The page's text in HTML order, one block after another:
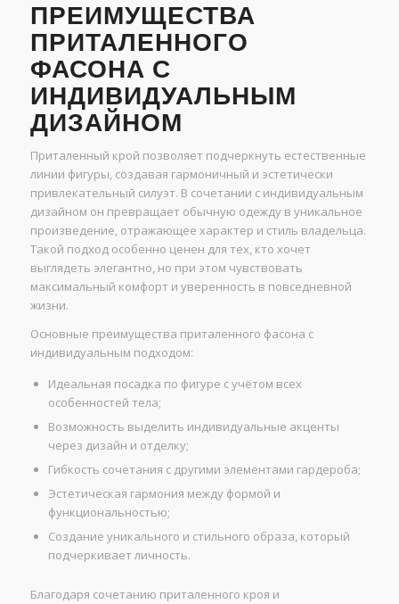
ПРЕИМУЩЕСТВА
ПРИТАЛЕННОГО
ФАСОНА С
ИНДИВИДУАЛЬНЫМ
ДИЗАЙНОМ
Приталенный крой позволяет подчеркнуть естественные
линии фигуры, создавая гармоничный и эстетически
привлекательный силуэт. В сочетании с индивидуальным
дизайном он превращает обычную одежду в уникальное
произведение, отражающее характер и стиль владельца.
Такой подход особенно ценен для тех, кто хочет
выглядеть элегантно, но при этом чувствовать
максимальный комфорт и уверенность в повседневной
жизни.
Основные преимущества приталенного фасона с
индивидуальным подходом:
Идеальная посадка по фигуре с учётом всех
особенностей тела;
Возможность выделить индивидуальные акценты
через дизайн и отделку;
Гибкость сочетания с другими элементами гардероба;
Эстетическая гармония между формой и
функциональностью;
Создание уникального и стильного образа, который
подчеркивает личность.
Благодаря сочетанию приталенного кроя и